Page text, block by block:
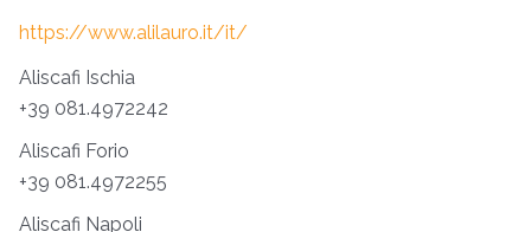
https://www.alilauro.it/it/
Aliscafi Ischia
+39 081.4972242
Aliscafi Forio
+39 081.4972255
Aliscafi Napoli